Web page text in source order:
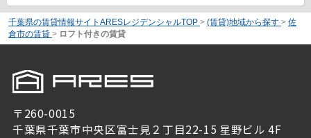
千葉県の賃貸情報サイトARESレジデンシャルTOP > (賃貸)地域から探す > 佐
倉市の賃貸 > ロフト付きの賃貸
〒260-0015
千葉県千葉市中央区富士見２丁目22-15 星野ビル 4F